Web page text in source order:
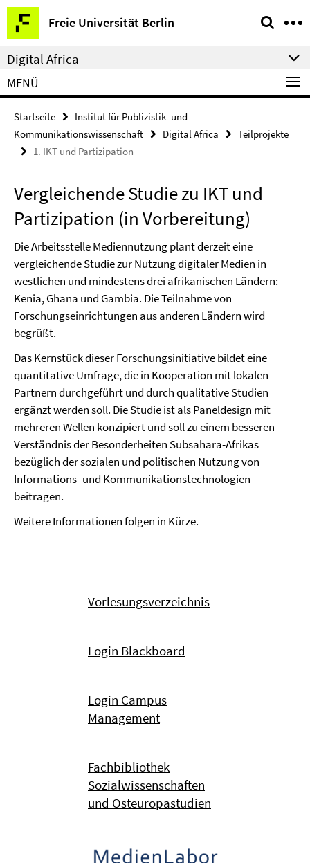
Springe
direkt
zu
Inhalt
Freie Universität Berlin
Service-
Navigation
Digital Africa
MENÜ
Startseite
Institut für Publizistik- und
Kommunikationswissenschaft
Digital Africa
Teilprojekte
1. IKT und Partizipation
Vergleichende Studie zu IKT und
Partizipation (in Vorbereitung)
Die Arbeitsstelle Mediennutzung plant derzeit eine
vergleichende Studie zur Nutzung digitaler Medien in
westlichen und mindestens drei afrikanischen Ländern:
Kenia, Ghana und Gambia. Die Teilnahme von
Forschungseinrichtungen aus anderen Ländern wird
begrüßt.
Das Kernstück dieser Forschungsinitiative bildet eine
quantitative Umfrage, die in Kooperation mit lokalen
Partnern durchgeführt und durch qualitative Studien
ergänzt werden soll. Die Studie ist als Paneldesign mit
mehreren Wellen konzipiert und soll zu einem besseren
Verständnis der Besonderheiten Subsahara-Afrikas
bezüglich der sozialen und politischen Nutzung von
Informations- und Kommunikationstechnologien
beitragen.
Weitere Informationen folgen in Kürze.
Vorlesungsverzeichnis
Login Blackboard
Login Campus
Management
Fachbibliothek
Sozialwissenschaften
und Osteuropastudien